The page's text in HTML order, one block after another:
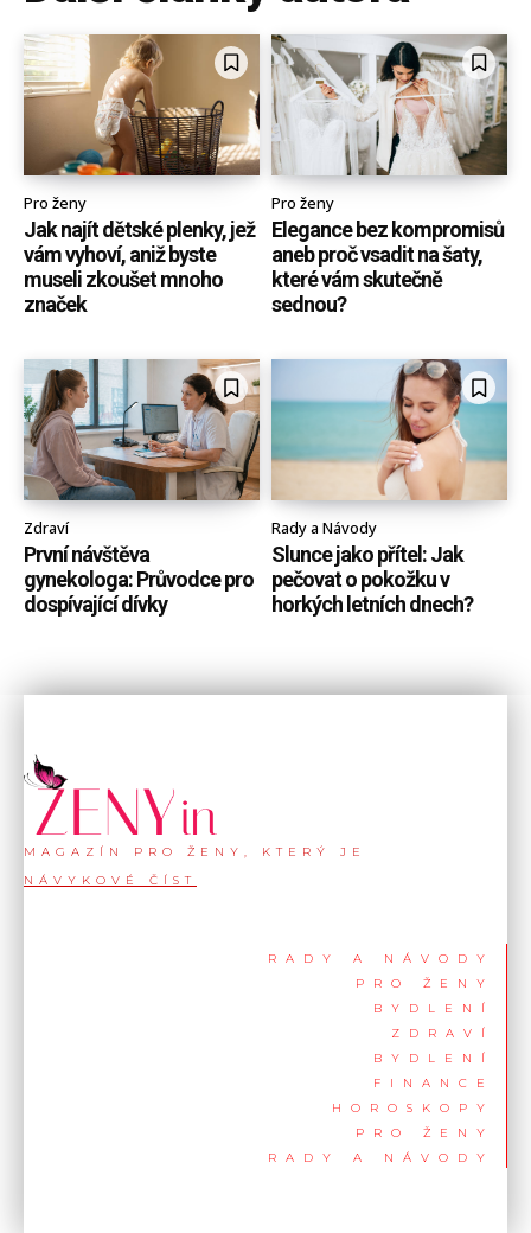
Pro ženy
Jak najít dětské plenky, jež
vám vyhoví, aniž byste
museli zkoušet mnoho
značek
Pro ženy
Elegance bez kompromisů
aneb proč vsadit na šaty,
které vám skutečně
sednou?
Zdraví
První návštěva
gynekologa: Průvodce pro
dospívající dívky
Rady a Návody
Slunce jako přítel: Jak
pečovat o pokožku v
horkých letních dnech?
MAGAZÍN PRO ŽENY, KTERÝ JE
NÁVYKOVÉ ČÍST
RADY A NÁVODY
PRO ŽENY
BYDLENÍ
ZDRAVÍ
BYDLENÍ
FINANCE
HOROSKOPY
PRO ŽENY
RADY A NÁVODY